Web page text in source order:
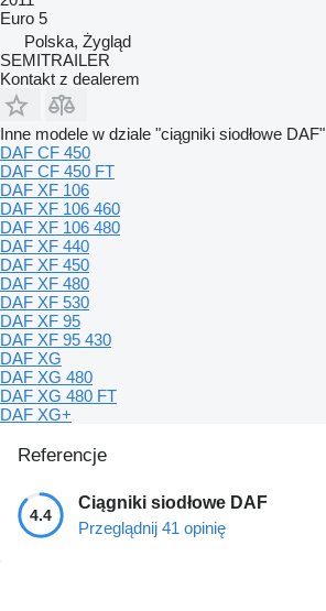
Euro 5
Polska, Żygląd
SEMITRAILER
Kontakt z dealerem
Inne modele w dziale "ciągniki siodłowe DAF"
DAF CF 450
DAF CF 450 FT
DAF XF 106
DAF XF 106 460
DAF XF 106 480
DAF XF 440
DAF XF 450
DAF XF 480
DAF XF 530
DAF XF 95
DAF XF 95 430
DAF XG
DAF XG 480
DAF XG 480 FT
DAF XG+
Referencje
4.4
Ciągniki siodłowe DAF
Przeglądnij 41 opinię